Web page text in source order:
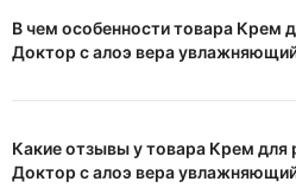
В чем особенности товара Крем
Доктор с алоэ вера
Какие отзывы у товара Крем
Доктор с алоэ вера